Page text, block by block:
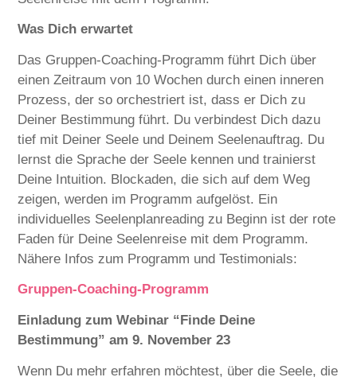
Was Dich erwartet
Das Gruppen-Coaching-Programm führt Dich über
einen Zeitraum von 10 Wochen durch einen inneren
Prozess, der so orchestriert ist, dass er Dich zu
Deiner Bestimmung führt. Du verbindest Dich dazu
tief mit Deiner Seele und Deinem Seelenauftrag. Du
lernst die Sprache der Seele kennen und trainierst
Deine Intuition. Blockaden, die sich auf dem Weg
zeigen, werden im Programm aufgelöst. Ein
individuelles Seelenplanreading zu Beginn ist der rote
Faden für Deine Seelenreise mit dem Programm.
Nähere Infos zum Programm und Testimonials:
Gruppen-Coaching-Programm
Einladung zum Webinar “Finde Deine
Bestimmung” am 9. November 23
Wenn Du mehr erfahren möchtest, über die Seele, die